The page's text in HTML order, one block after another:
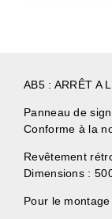
AB5 : ARRÊT A
Panneau de
Conforme à la
Revêtement
Dimensions :
Pour le